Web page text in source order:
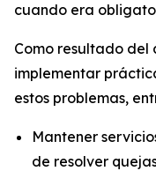
cuando era
Como resultado del
implementar
estos problemas,
Mantener
de resolver